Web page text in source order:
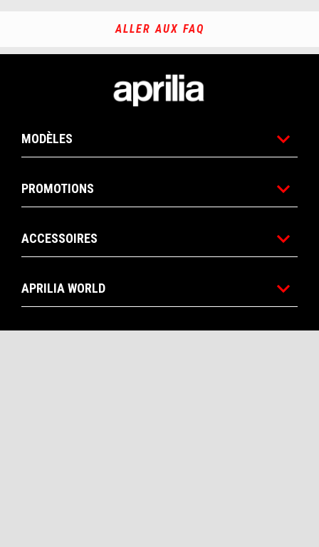
ALLER AUX FAQ
MODÈLES
PROMOTIONS
ACCESSOIRES
APRILIA WORLD